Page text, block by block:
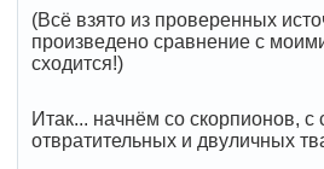
(Всё взято из проверенных
произведено сравнение с
сходится!)
Итак... начнём со скорпионов, с
отвратительных и двуличных